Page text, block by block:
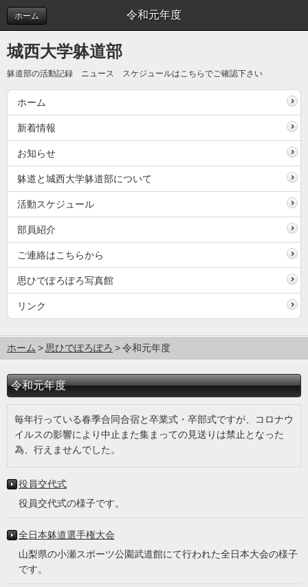
令和元年度
ホーム
城西大学躰道部
躰道部の活動記録 ニュース スケジュールはこちらでご確認下さい
ホーム
新着情報
お知らせ
躰道と城西大学躰道部について
活動スケジュール
部員紹介
ご連絡はこちらから
思ひでぽろぽろ写真館
リンク
ホーム 思ひでぽろぽろ 令和元年度
令和元年度
毎年行っている春季合同合宿と卒業式・卒部式ですが、コロナウ
イルスの影響により中止また集まっての見送りは禁止となった
為、行えませんでした。
役員交代式
役員交代式の様子です。
全日本躰道選手権大会
山梨県の小瀬スポーツ公園武道館にて行われた全日本大会の様子
です。